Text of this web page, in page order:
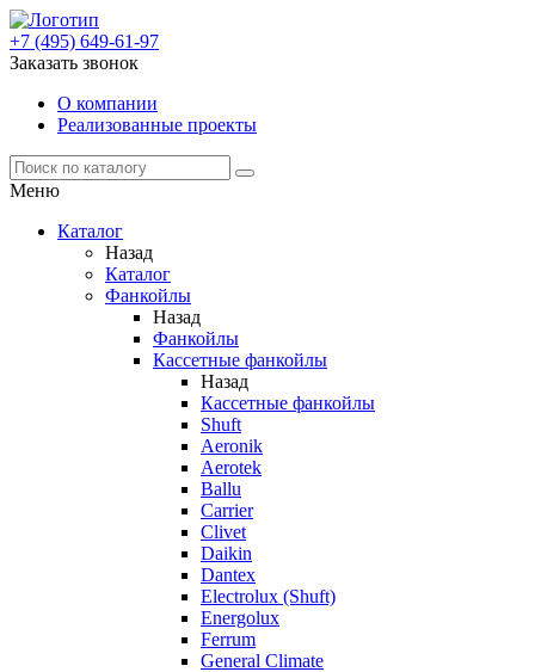
+7 (495) 649-61-97
Заказать звонок
О компании
Реализованные проекты
Меню
Каталог
Назад
Каталог
Фанкойлы
Назад
Фанкойлы
Кассетные фанкойлы
Назад
Кассетные фанкойлы
Shuft
Aeronik
Aerotek
Ballu
Carrier
Clivet
Daikin
Dantex
Electrolux (Shuft)
Energolux
Ferrum
General Climate